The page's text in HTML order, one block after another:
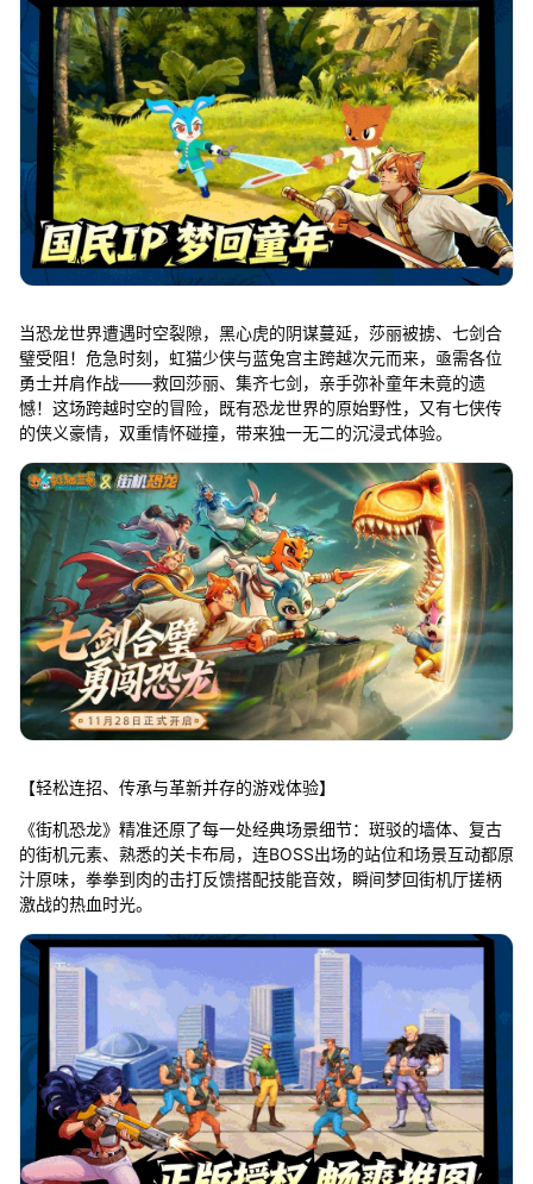
当恐龙世界遭遇时空裂隙，黑心虎的阴谋蔓延，莎丽被掳、七剑合
璧受阻！危急时刻，虹猫少侠与蓝兔宫主跨越次元而来，亟需各位
勇士并肩作战——救回莎丽、集齐七剑，亲手弥补童年未竟的遗
憾！这场跨越时空的冒险，既有恐龙世界的原始野性，又有七侠传
的侠义豪情，双重情怀碰撞，带来独一无二的沉浸式体验。
【轻松连招、传承与革新并存的游戏体验】
《街机恐龙》精准还原了每一处经典场景细节：斑驳的墙体、复古
的街机元素、熟悉的关卡布局，连BOSS出场的站位和场景互动都原
汁原味，拳拳到肉的击打反馈搭配技能音效，瞬间梦回街机厅搓柄
激战的热血时光。